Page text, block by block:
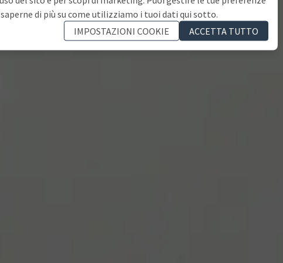
di più su come utilizziamo i tuoi dati qui sotto.
IMPOSTAZIONI COOKIE
ACCETTA TUTTO